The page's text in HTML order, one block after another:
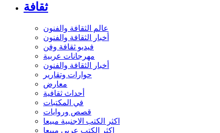
ثقافة
عالم الثقافة والفنون
أخبار الثقافة والفنون
فيديو ثقافة وفن
مهرجانات عربية
أخبار الثقافة والفنون
حوارات وتقارير
معارض
أحداث ثقافية
في المكتبات
قصص وروايات
اكثر الكتب الاجنبية مبيعا
اكثر الكتب عربي مبيعا